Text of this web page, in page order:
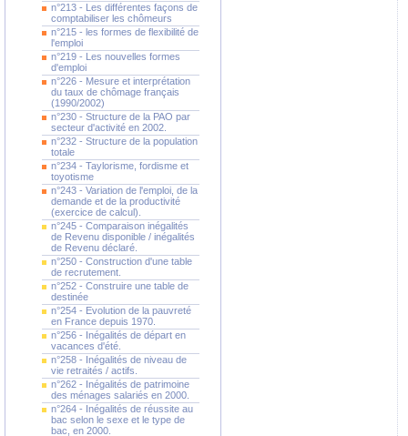
n°213 - Les différentes façons de
comptabiliser les chômeurs
n°215 - les formes de flexibilité de
l'emploi
n°219 - Les nouvelles formes
d'emploi
n°226 - Mesure et interprétation
du taux de chômage français
(1990/2002)
n°230 - Structure de la PAO par
secteur d'activité en 2002.
n°232 - Structure de la population
totale
n°234 - Taylorisme, fordisme et
toyotisme
n°243 - Variation de l'emploi, de la
demande et de la productivité
(exercice de calcul).
n°245 - Comparaison inégalités
de Revenu disponible / inégalités
de Revenu déclaré.
n°250 - Construction d'une table
de recrutement.
n°252 - Construire une table de
destinée
n°254 - Evolution de la pauvreté
en France depuis 1970.
n°256 - Inégalités de départ en
vacances d'été.
n°258 - Inégalités de niveau de
vie retraités / actifs.
n°262 - Inégalités de patrimoine
des ménages salariés en 2000.
n°264 - Inégalités de réussite au
bac selon le sexe et le type de
bac, en 2000.